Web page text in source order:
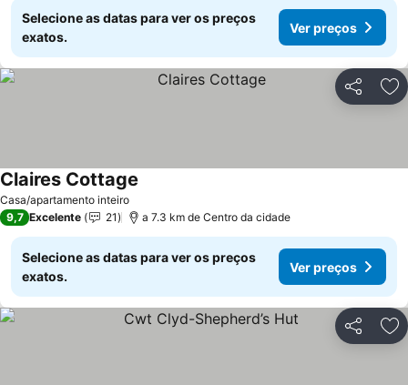
Selecione as datas para ver os preços
exatos.
Ver preços
Partilhar
Casa/apartamento inteiro
Claires Cottage
9,7 Excelente 21 a 7.3 km de Centro da cidade
Selecione as datas para ver os preços
exatos.
Ver preços
Partilhar